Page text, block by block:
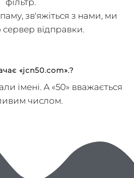
можна легко налаштувати
фільтр.
зв'яжіться з нами, ми
«jcn50.com».?
імені. А «50» вважається